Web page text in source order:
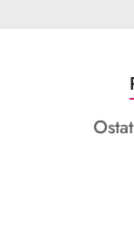
Pomiń